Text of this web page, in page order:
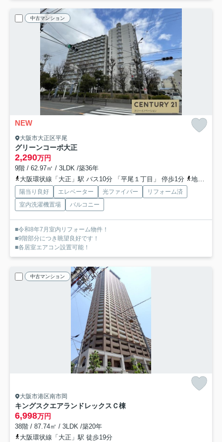
中古マンション
NEW
大阪市大正区平尾
グリーンコーポ大正
2,290万円
9階 / 62.97㎡ / 3LDK /築36年
大阪環状線「大正」駅 バス10分 「平尾１丁目」 停歩1分
地下鉄長堀鶴見緑地「大正」駅 バス10分 「平尾１丁目」 停歩1分
陽当り良好 エレベーター 光ファイバー
リフォーム済
室内洗濯機置場
バルコニー
■令和8年7月室内リフォーム物件！
■9階部分につき眺望良好です！
■各居室エアコン設置可能！
中古マンション
大阪市港区南市岡
キングスクエアランドレックスＣ棟
6,998万円
38階 / 87.74㎡ / 3LDK /築20年
大阪環状線「大正」駅 徒歩19分